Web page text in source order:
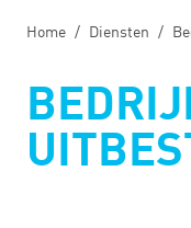
Home Diensten